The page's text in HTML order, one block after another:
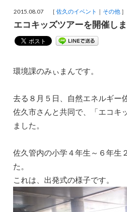
2015.08.07 ［佐久のイベント その他 ］
エコキッズツアーを開催しま
環境課のみぃまんです。
去る８月５日、自然エネルギー
佐久市さんと共同で、「エコキ
ました。
佐久管内の小学４年生～６年生
た。
これは、出発式の様子です。